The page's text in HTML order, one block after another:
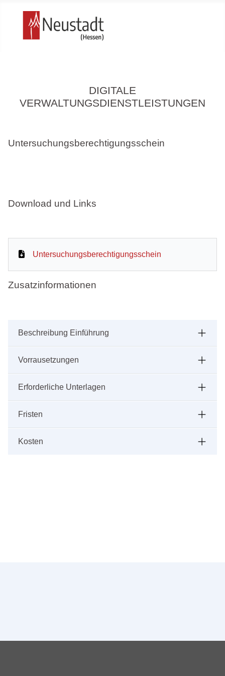
DIGITALE
VERWALTUNGSDIENSTLEISTUNGEN
Untersuchungsberechtigungsschein
Download und Links
Untersuchungsberechtigungsschein
Zusatzinformationen
Beschreibung Einführung
Vorrausetzungen
Erforderliche Unterlagen
Fristen
Kosten